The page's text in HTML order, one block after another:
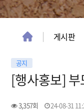
게시판
객실
공지
[행사홍보]
3,357회 24-08-31